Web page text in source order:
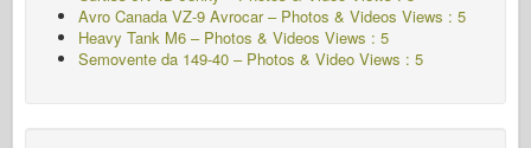
Avro Canada VZ-9 Avrocar – Photos & Videos Views : 5
Heavy Tank M6 – Photos & Videos Views : 5
Semovente da 149-40 – Photos & Video Views : 5